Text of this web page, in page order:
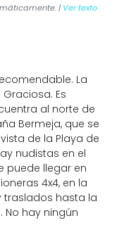
| Ver texto
La
Es
al norte de
Bermeja, que se
de la Playa de
nudistas en el
puede llegar en
4x4, en la
traslados hasta la
No hay ningún